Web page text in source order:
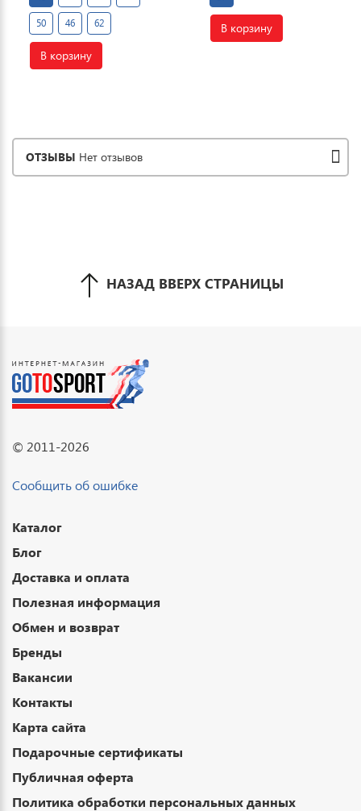
50 46 62
В корзину
В корзину
ОТЗЫВЫ Нет отзывов
НАЗАД ВВЕРХ СТРАНИЦЫ
© 2011-2026
Сообщить об ошибке
Каталог
Блог
Доставка и оплата
Полезная информация
Обмен и возврат
Бренды
Вакансии
Контакты
Карта сайта
Подарочные сертификаты
Публичная оферта
Политика обработки персональных данных